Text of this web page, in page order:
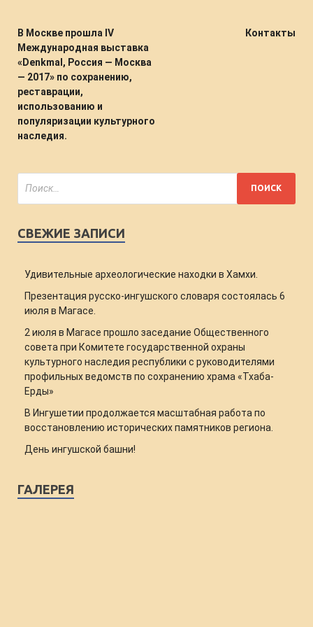
В Москве прошла IV
Международная выставка
«Denkmal, Россия — Москва
— 2017» по сохранению,
реставрации,
использованию и
популяризации культурного
наследия.
Контакты
СВЕЖИЕ ЗАПИСИ
Удивительные археологические находки в Хамхи.
Презентация русско-ингушского словаря состоялась 6
июля в Магасе.
2 июля в Магасе прошло заседание Общественного
совета при Комитете государственной охраны
культурного наследия республики с руководителями
профильных ведомств по сохранению храма «Тхаба-
Ерды»
В Ингушетии продолжается масштабная работа по
восстановлению исторических памятников региона.
День ингушской башни!
ГАЛЕРЕЯ